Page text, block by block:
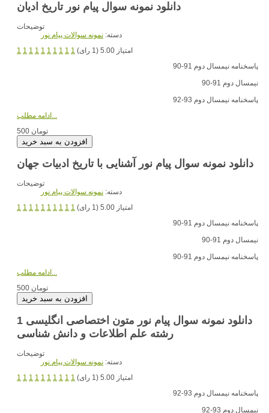
دانلود نمونه سوال پیام نور تاریخ ادیان
توضیحات
دسته: نمونه سوالات پیام نور
1 1 1 1 1 1 1 1 1 1
امتیاز 5.00 (1 رای)
پاسخنامه نیمسال دوم 91-90
نیمسال دوم 91-90
پاسخنامه نیمسال دوم 93-92
ادامه مطلب...
500 تومان
دانلود نمونه سوال پیام نور آشنایی با تاریخ ادبیات جهان
توضیحات
دسته: نمونه سوالات پیام نور
1 1 1 1 1 1 1 1 1 1
امتیاز 5.00 (1 رای)
پاسخنامه نیمسال دوم 91-90
نیمسال دوم 91-90
پاسخنامه نیمسال دوم 91-90
ادامه مطلب...
500 تومان
دانلود نمونه سوال پیام نور متون اختصاصی انگلیسی 1
رشته علم اطلاعات و دانش شناسی
توضیحات
دسته: نمونه سوالات پیام نور
1 1 1 1 1 1 1 1 1 1
امتیاز 5.00 (1 رای)
پاسخنامه نیمسال دوم 93-92
نیمسال دوم 93-92